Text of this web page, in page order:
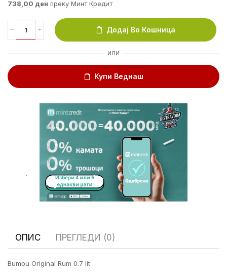
738,00 ден преку Минт Кредит
Додај Во Кошница
ИЛИ
Купи Веднаш
.
.
.
ОПИС ПРЕГЛЕДИ (0)
Bumbu Original Rum 0.7 lit